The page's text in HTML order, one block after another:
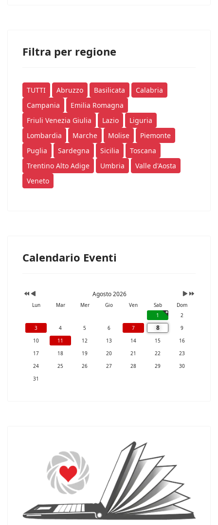
Filtra per regione
TUTTI Abruzzo Basilicata
Calabria
Campania
Emilia Romagna
Friuli Venezia Giulia
Lazio
Liguria
Lombardia
Marche Molise
Piemonte
Puglia
Sardegna Sicilia
Toscana
Trentino Alto Adige
Umbria
Valle d'Aosta
Veneto
Calendario Eventi
Agosto 2026
Lun Mar Mer Gio Ven Sab
Dom
1
2
3
4 5 6 7 8
9
10
11 12 13 14 15
16
17
18 19 20 21 22
23
24
25 26 27 28 29
30
31